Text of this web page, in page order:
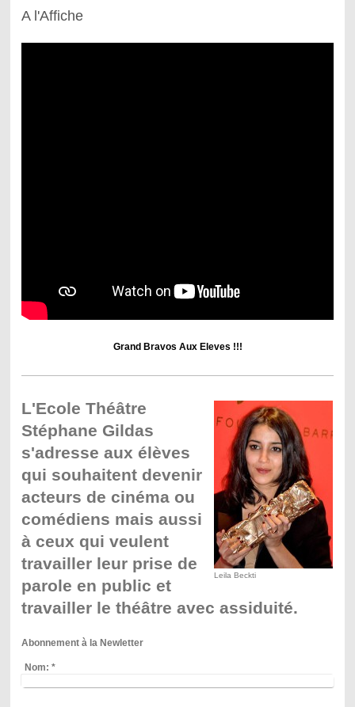
A l'Affiche
Grand Bravos Aux Eleves !!!
Leila Beckti
L'Ecole Théâtre
Stéphane Gildas
s'adresse aux élèves
qui souhaitent devenir
acteurs de cinéma ou
comédiens mais aussi
à ceux qui veulent
travailler leur prise de
parole en public et
travailler le théâtre avec assiduité.
Abonnement à la Newletter
Nom: *